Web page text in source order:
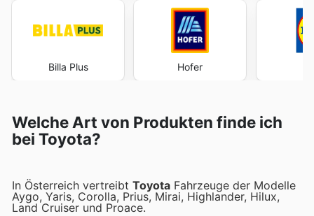
Billa Plus Hofer
Welche Art von Produkten finde ich
bei Toyota?
In Österreich vertreibt Toyota Fahrzeuge der Modelle
Aygo, Yaris, Corolla, Prius, Mirai, Highlander, Hilux,
Land Cruiser und Proace.